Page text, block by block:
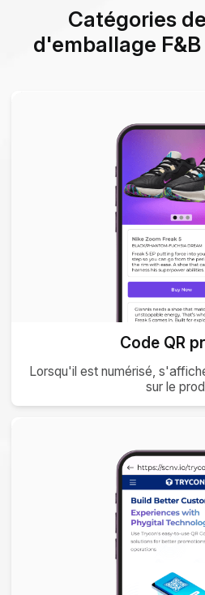
Catégories
d'emballage
Code QR
Lorsqu'il est numérisé,
sur le